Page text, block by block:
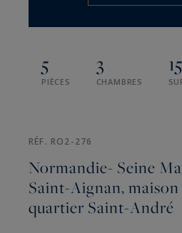
5
PIÈCES
3
CHAMBRES
RÉF. RO2-276
Normandie- Seine
Saint-Aignan,
quartier Saint-André